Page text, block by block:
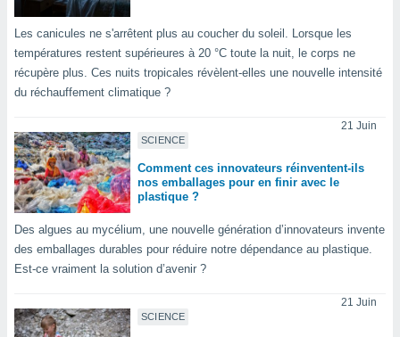
limitées
pour
des
profils
Les canicules ne s'arrêtent plus au coucher du soleil. Lorsque les
températures restent supérieures à 20 °C toute la nuit, le corps ne
récupère plus. Ces nuits tropicales révèlent-elles une nouvelle intensité
du réchauffement climatique ?
SCIENCE
21 Juin
Comment ces innovateurs réinventent-ils
nos emballages pour en finir avec le
plastique ?
Des algues au mycélium, une nouvelle génération d’innovateurs invente
des emballages durables pour réduire notre dépendance au plastique.
Est-ce vraiment la solution d’avenir ?
SCIENCE
21 Juin